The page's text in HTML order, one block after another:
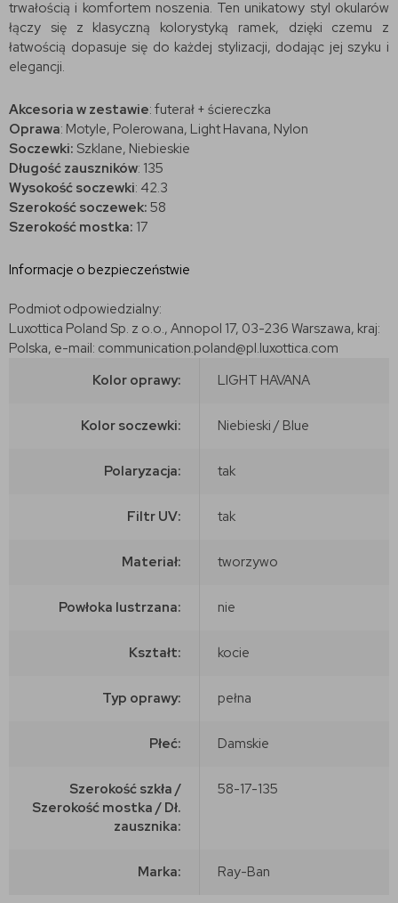
trwałością i komfortem noszenia. Ten unikatowy styl okularów
łączy się z klasyczną kolorystyką ramek, dzięki czemu z
łatwością dopasuje się do każdej stylizacji, dodając jej szyku i
elegancji.
Akcesoria w zestawie: futerał + ściereczka
Oprawa: Motyle, Polerowana, Light Havana, Nylon
Soczewki: Szklane, Niebieskie
Długość zauszników: 135
Wysokość soczewki: 42.3
Szerokość soczewek: 58
Szerokość mostka: 17
Informacje o bezpieczeństwie
Podmiot odpowiedzialny:
Luxottica Poland Sp. z o.o., Annopol 17, 03-236 Warszawa, kraj:
Polska, e-mail: communication.poland@pl.luxottica.com
Kolor oprawy:
LIGHT HAVANA
Kolor soczewki: Niebieski / Blue
Polaryzacja: tak
Filtr UV: tak
Materiał: tworzywo
Powłoka lustrzana: nie
Kształt: kocie
Typ oprawy: pełna
Płeć: Damskie
Szerokość szkła /
Szerokość mostka / Dł.
zausznika:
58-17-135
Marka: Ray-Ban